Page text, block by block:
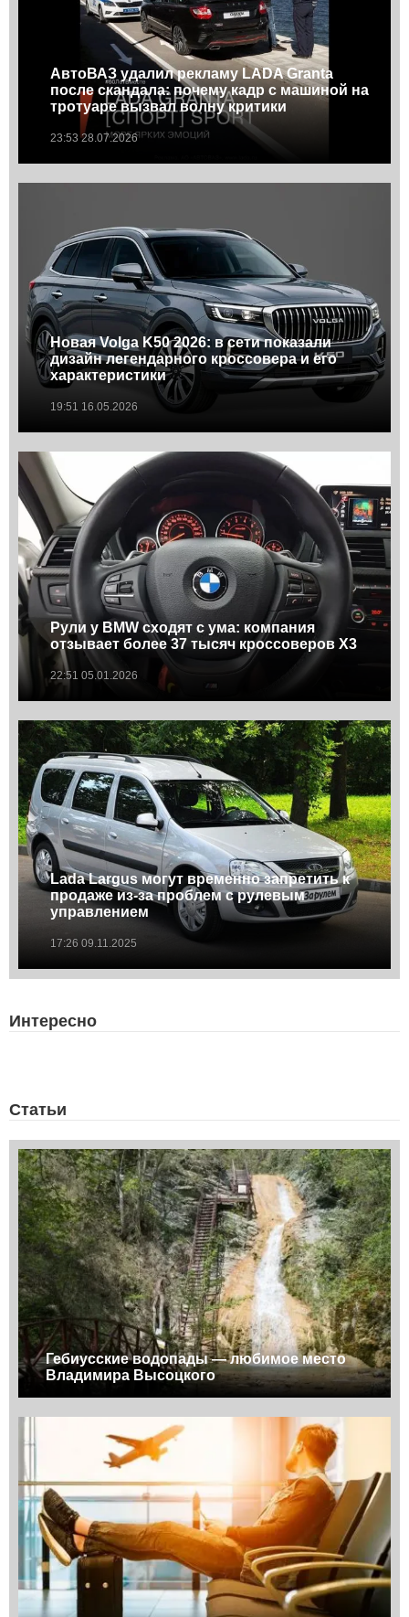
АвтоВАЗ удалил рекламу LADA Granta
после скандала: почему кадр с машиной на
тротуаре вызвал волну критики
23:53 28.07.2026
Новая Volga K50 2026: в сети показали
дизайн легендарного кроссовера и его
характеристики
19:51 16.05.2026
Рули у BMW сходят с ума: компания
отзывает более 37 тысяч кроссоверов X3
22:51 05.01.2026
Lada Largus могут временно запретить к
продаже из-за проблем с рулевым
управлением
17:26 09.11.2025
Интересно
Статьи
Гебиусские водопады — любимое место
Владимира Высоцкого